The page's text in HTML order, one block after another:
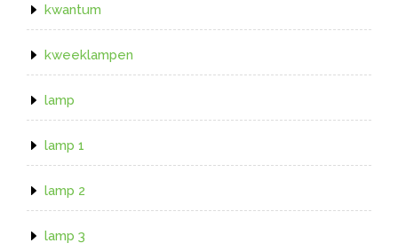
kwantum
kweeklampen
lamp
lamp 1
lamp 2
lamp 3